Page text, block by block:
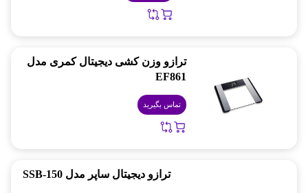
ترازو وزن کشی دیجیتال کمری مدل
EF861
تماس بگیرید
ترازو دیجیتال ساپر مدل SSB-150